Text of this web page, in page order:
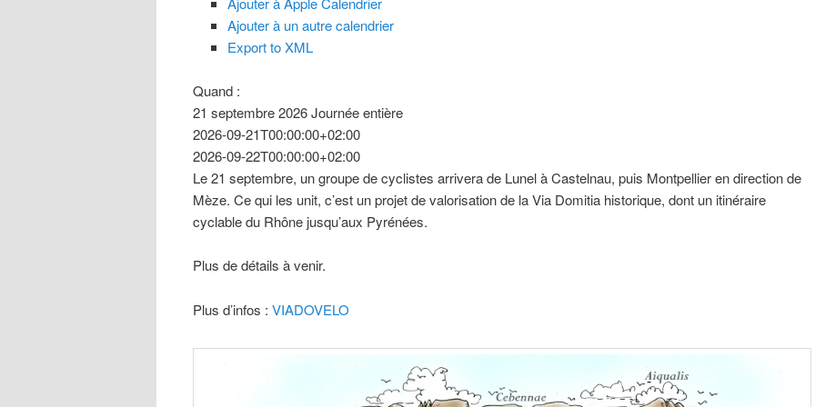
Ajouter à un autre calendrier
Export to XML
Quand :
21 septembre 2026Journée entière
2026-09-21T00:00:00+02:00
2026-09-22T00:00:00+02:00
Le 21 septembre, un groupe de cyclistes arrivera de Lunel à Castelnau, puis Montpellier en direction de
Mèze. Ce qui les unit, c’est un projet de valorisation de la Via Domitia historique, dont un itinéraire
cyclable du Rhône jusqu’aux Pyrénées.
Plus de détails à venir.
Plus d’infos : VIADOVELO